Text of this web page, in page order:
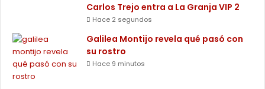
Carlos Trejo entra a La Granja VIP 2
Hace 2 segundos
Galilea Montijo revela qué pasó con
su rostro
Hace 9 minutos